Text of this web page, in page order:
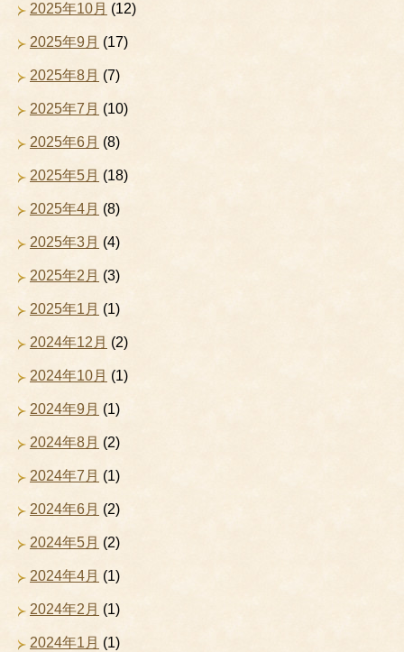
2025年10月 (12)
2025年9月 (17)
2025年8月 (7)
2025年7月 (10)
2025年6月 (8)
2025年5月 (18)
2025年4月 (8)
2025年3月 (4)
2025年2月 (3)
2025年1月 (1)
2024年12月 (2)
2024年10月 (1)
2024年9月 (1)
2024年8月 (2)
2024年7月 (1)
2024年6月 (2)
2024年5月 (2)
2024年4月 (1)
2024年2月 (1)
2024年1月 (1)